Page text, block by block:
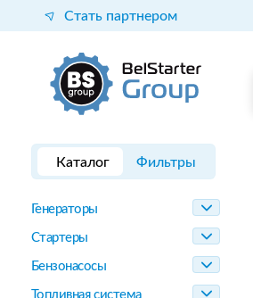
Стать партнером
Каталог Фильтры
Генераторы
Стартеры
Бензонасосы
Топливная система